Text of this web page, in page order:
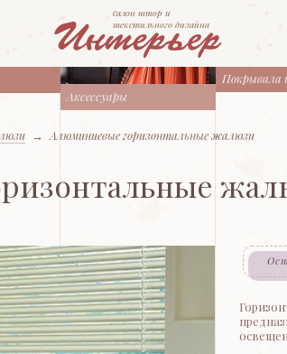
cалон штор и
текстильного дизайна
Аксессуары
Покрывала
→ Алюминиевые горизонтальные жалюзи